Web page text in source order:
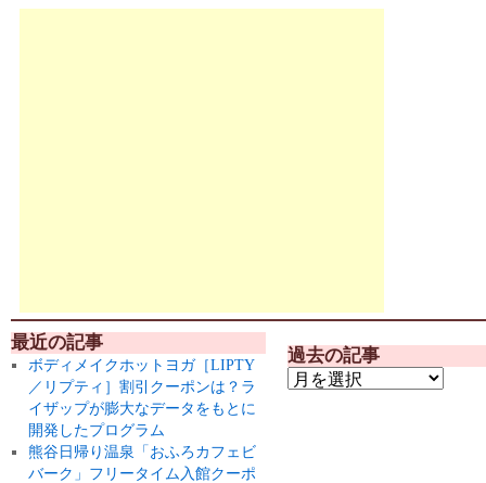
最近の記事
ボディメイクホットヨガ［LIPTY
／リプティ］割引クーポンは？ラ
イザップが膨大なデータをもとに
開発したプログラム
熊谷日帰り温泉「おふろカフェビ
バーク」フリータイム入館クーポ
過去の記事